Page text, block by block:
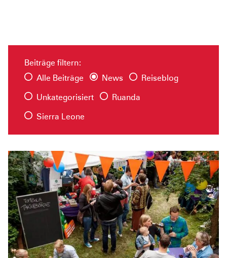
Beiträge filtern:
Alle Beiträge
News Reiseblog
Unkategorisiert Ruanda
Sierra Leone